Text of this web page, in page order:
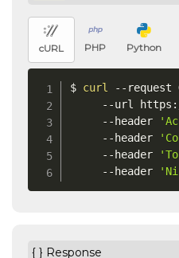
cURL PHP Python
$ curl --request
--url
     --header
     --header
     --header
     --header
{ } Response